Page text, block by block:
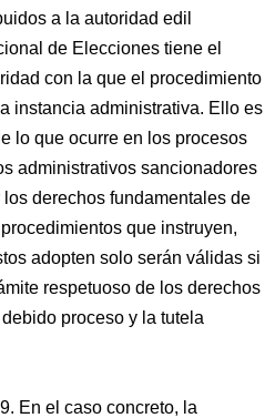
a la autoridad edil
de Elecciones tiene el
con la que el procedimiento
instancia administrativa. Ello es
lo que ocurre en los procesos
administrativos sancionadores
derechos fundamentales de
que instruyen,
adopten solo serán válidas si
respetuoso de los derechos
proceso y la tutela
En el caso concreto, la